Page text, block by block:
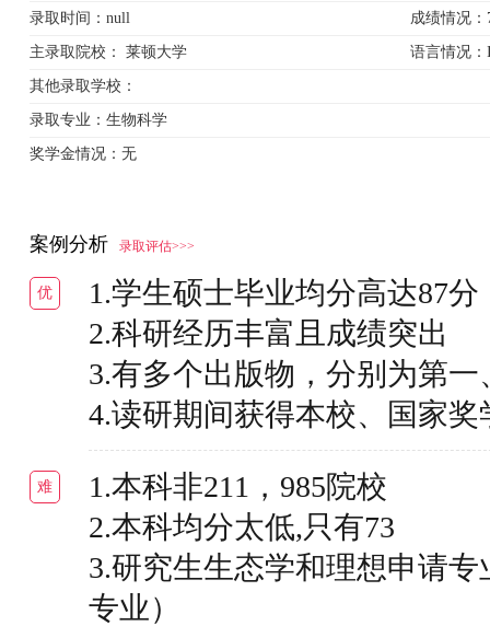
录取时间： null
主录取院校： 莱顿大学
其他录取学校：
录取专业： 生物科学
奖学金情况： 无
成绩情况：
语言情况：
案例分析 录取评估>>>
优
1.学生硕士毕业均分高达87分
2.科研经历丰富且成绩突出
3.有多个出版物，分别为第
4.读研期间获得本校、国家奖
难
1.本科非211，985院校
2.本科均分太低,只有73
3.研究生生态学和理想申请
专业）